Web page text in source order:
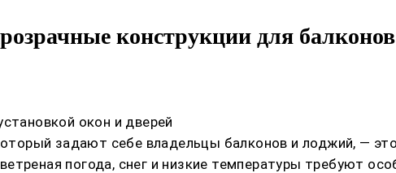
конструкции для
окон и дверей
задают себе владельцы балконов и лоджий, —
погода, снег и низкие температуры требуют